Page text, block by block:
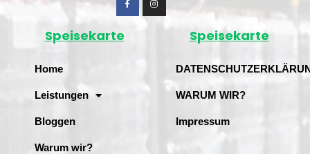
Speisekarte
Home
Leistungen
Bloggen
Warum wir?
Speisekarte
WARUM WIR?
Impressum